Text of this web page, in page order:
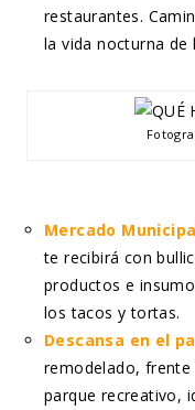
restaurantes.
la vida nocturna de
Mercado
te recibirá con
productos e
los tacos y tortas.
Descansa en el
remodelado, frente
parque recreativo,